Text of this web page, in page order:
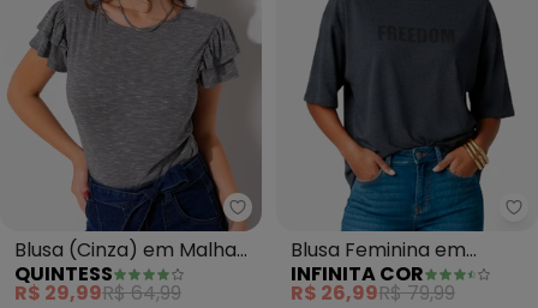
Quintess - Blusa (Cinza) em
Blusa (Cinza) em Malha
Flamê
QUINTESS
R$ 29,99R$ 64,99
Blusa Feminina em
Viscotorcion (Cinza)
INFINITA COR
R$ 26,99R$ 79,99